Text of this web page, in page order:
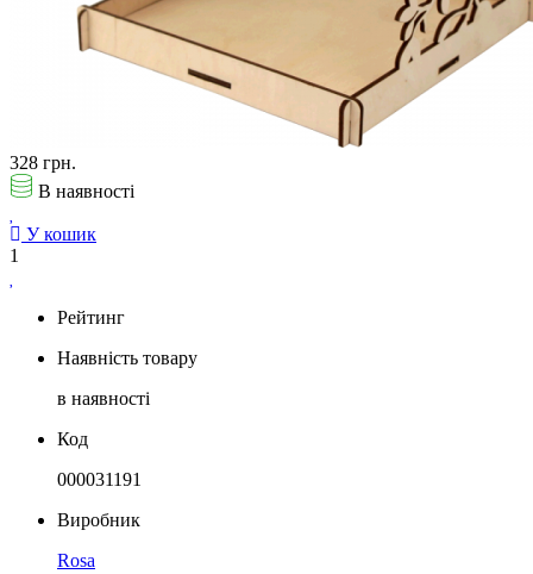
328 грн.
В наявності
У кошик
1
Рейтинг
Наявність товару
в наявності
Код
000031191
Виробник
Rosa